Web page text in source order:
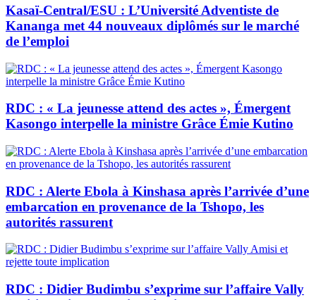
Kasaï-Central/ESU : L’Université Adventiste de
Kananga met 44 nouveaux diplômés sur le marché
de l’emploi
RDC : « La jeunesse attend des actes », Émergent
Kasongo interpelle la ministre Grâce Émie Kutino
RDC : Alerte Ebola à Kinshasa après l’arrivée d’une
embarcation en provenance de la Tshopo, les
autorités rassurent
RDC : Didier Budimbu s’exprime sur l’affaire Vally